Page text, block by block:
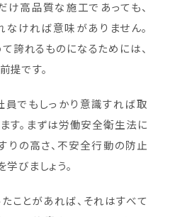
け高品質な施工であっても、
ければ意味がありません。
誇れるものになるためには、
提です。
員でもしっかり意識すれば取
す。まずは労働安全衛生法に
りの高さ、不安全行動の防止
びましょう。
ことがあれば、それはすべて